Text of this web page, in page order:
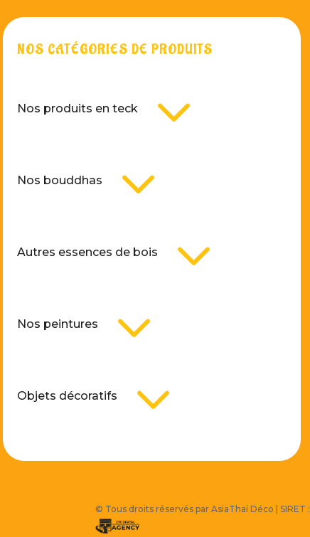
NOS CATÉGORIES DE PRODUITS
Nos produits en teck 3
Nos bouddhas 3
Autres essences de bois 3
Nos peintures 3
Objets décoratifs 3
© Tous droits réservés par AsiaThaï Déco |